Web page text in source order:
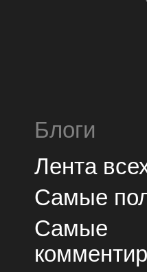
Блоги
Лента
Самые
Самые